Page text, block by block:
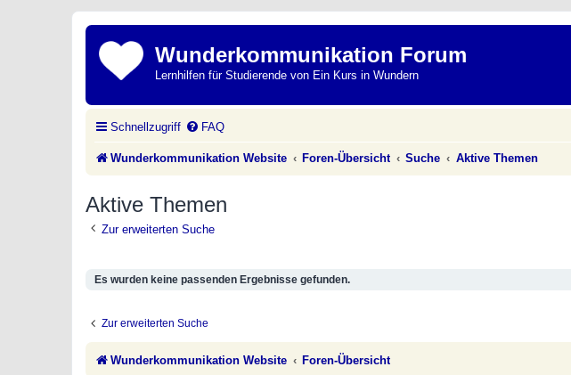
Wunderkommunikation Forum
Lernhilfen für Studierende von Ein Kurs in Wundern
Schnellzugriff FAQ
Wunderkommunikation Website Foren-Übersicht Suche Aktive Themen
Aktive Themen
Zur erweiterten Suche
Es wurden keine passenden Ergebnisse gefunden.
Zur erweiterten Suche
Wunderkommunikation Website Foren-Übersicht